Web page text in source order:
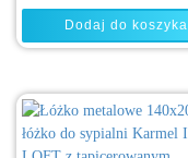
Dodaj do koszyka